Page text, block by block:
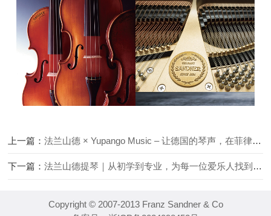
上一篇：法兰山德 × Yupango Music – 让德国的琴声，在菲律宾传递
下一篇：法兰山德提琴｜从初学到专业，为每一位爱乐人找到最合适的琴
Copyright © 2007-2013 Franz Sandner & Co